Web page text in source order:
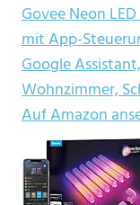
Govee Neon
mit App-
Google
Wohnzimmer,
Auf Amazon